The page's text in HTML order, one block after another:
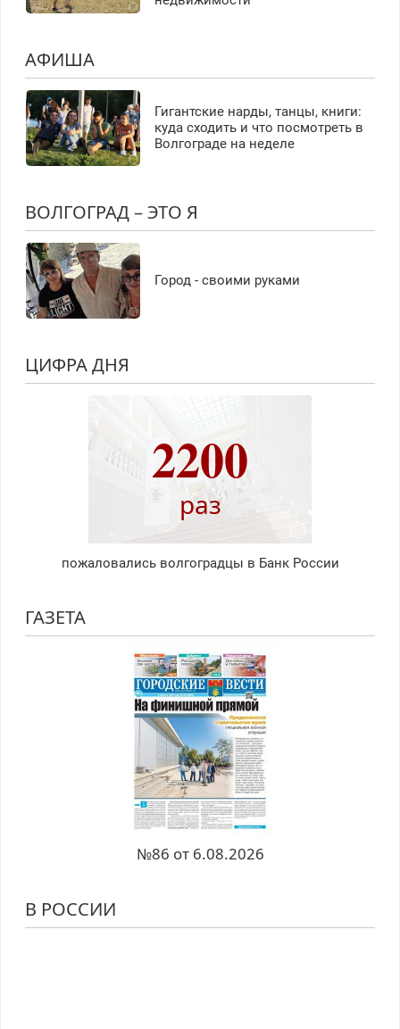
АФИША
Гигантские нарды, танцы, книги:
куда сходить и что посмотреть в
Волгограде на неделе
ВОЛГОГРАД – ЭТО Я
Город - своими руками
ЦИФРА ДНЯ
2200
раз
пожаловались волгоградцы в Банк России
ГАЗЕТА
№86 от 6.08.2026
В РОССИИ